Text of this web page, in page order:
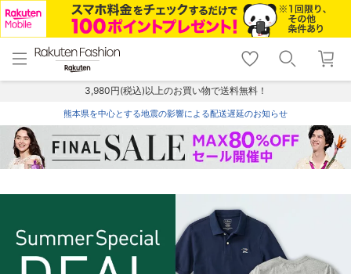
menu home
トップ
shopping_cart lock_outline
ログイン
3,980円(税込)以上のお買い物で送料無料！
熊本県を中心とする地震の影響による配送遅延のお知らせ